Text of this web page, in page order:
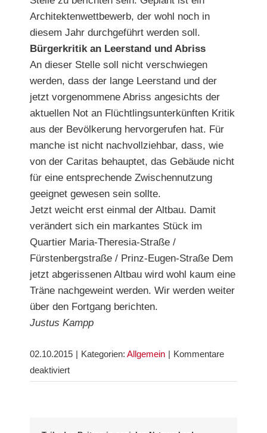
Architektenwettbewerb, der wohl noch in
diesem Jahr durchgeführt werden soll.
Bürgerkritik an Leerstand und Abriss
An dieser Stelle soll nicht verschwiegen
werden, dass der lange Leerstand und der
jetzt vorgenommene Abriss angesichts der
aktuellen Not an Flüchtlingsunterkünften Kritik
aus der Bevölkerung hervorgerufen hat. Für
manche ist nicht nachvollziehbar, dass, wie
von der Caritas behauptet, das Gebäude nicht
für eine entsprechende Zwischennutzung
geeignet gewesen sein sollte.
Jetzt weicht erst einmal der Altbau. Damit
verändert sich ein markantes Stück im
Quartier Maria-Theresia-Straße /
Fürstenbergstraße / Prinz-Eugen-Straße Dem
jetzt abgerissenen Altbau wird wohl kaum eine
Träne nachgeweint werden. Wir werden weiter
über den Fortgang berichten.
Justus Kampp
02.10.2015 | Kategorien: Allgemein | Kommentare
deaktiviertfür